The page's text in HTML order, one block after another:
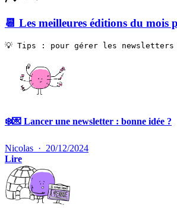
📆 Les meilleures éditions du mois
💡 Tips : pour gérer les newsletters
❄️💌 Lancer une newsletter : bonne idée ?
Nicolas · 20/12/2024
Lire